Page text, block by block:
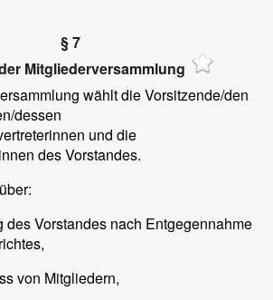
§ 7
Mitgliederversammlung
wählt die Vorsitzende/den
dessen
und die
des Vorstandes.
des Vorstandes nach Entgegennahme
von Mitgliedern,